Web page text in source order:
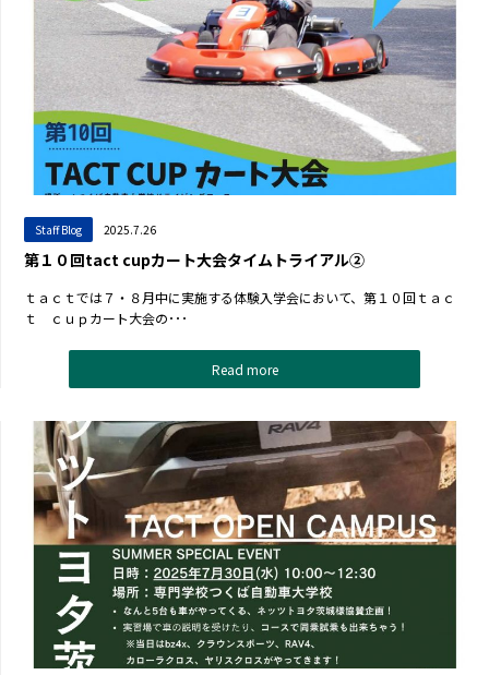
Staff Blog 2025.7.26
第１０回tact cupカート大会タイムトライアル②
ｔａｃｔでは７・８月中に実施する体験入学会において、第１０回ｔａｃ
ｔ ｃｕｐカート大会の･･･
Read more